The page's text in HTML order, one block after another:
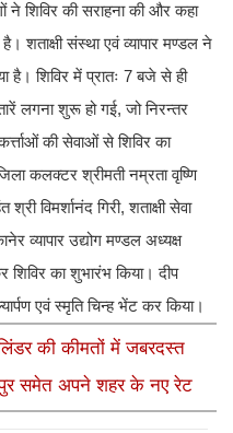
ने शिविर की सराहना की और कहा
शताक्षी संस्था एवं व्यापार मण्डल ने
है। शिविर में प्रातः 7 बजे से ही
लगना शुरू हो गई, जो निरन्तर
की सेवाओं से शिविर का
कलक्टर श्रीमती नम्रता वृष्णि
विमर्शानंद गिरी, शताक्षी सेवा
व्यापार उद्योग मण्डल अध्यक्ष
का शुभारंभ किया। दीप
एवं स्मृति चिन्ह भेंट कर किया।
की कीमतों में जबरदस्त
समेत अपने शहर के नए रेट